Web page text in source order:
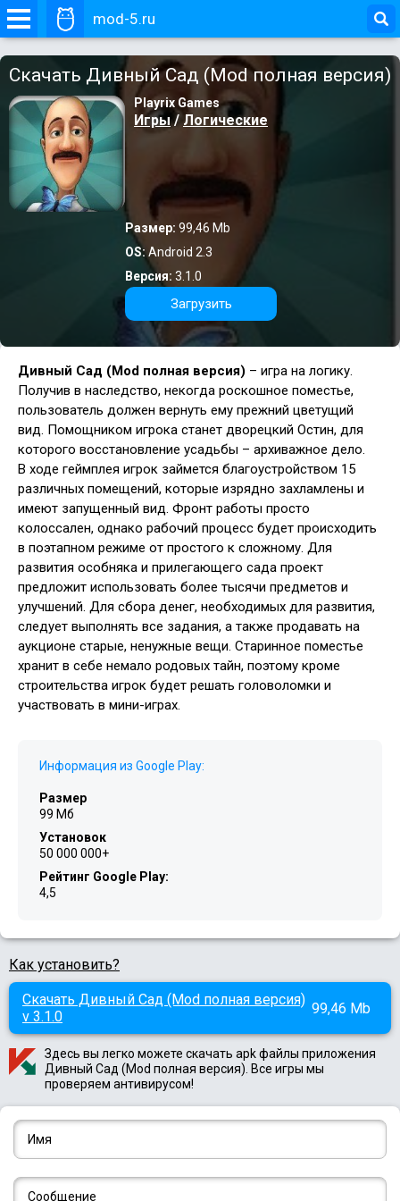
mod-5.ru
Скачать Дивный Сад (Mod полная версия)
Playrix Games
Игры/ Логические
Размер: 99,46 Mb
OS:Android 2.3
Версия: 3.1.0
Загрузить
Дивный Сад (Mod полная версия) – игра на логику.
Получив в наследство, некогда роскошное поместье,
пользователь должен вернуть ему прежний цветущий
вид. Помощником игрока станет дворецкий Остин, для
которого восстановление усадьбы – архиважное дело.
В ходе геймплея игрок займется благоустройством 15
различных помещений, которые изрядно захламлены и
имеют запущенный вид. Фронт работы просто
колоссален, однако рабочий процесс будет происходить
в поэтапном режиме от простого к сложному. Для
развития особняка и прилегающего сада проект
предложит использовать более тысячи предметов и
улучшений. Для сбора денег, необходимых для развития,
следует выполнять все задания, а также продавать на
аукционе старые, ненужные вещи. Старинное поместье
хранит в себе немало родовых тайн, поэтому кроме
строительства игрок будет решать головоломки и
участвовать в мини-играх.
Информация из Google Play:
Размер
99 Мб
Установок
50 000 000+
Рейтинг Google Play:
4,5
Как установить?
Скачать Дивный Сад (Mod полная версия)
v 3.1.0
99,46 Mb
Здесь вы легко можете скачать apk файлы приложения
Дивный Сад (Mod полная версия). Все игры мы
проверяем антивирусом!